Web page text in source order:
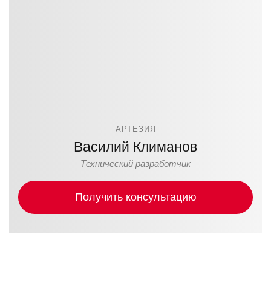
АРТЕЗИЯ
Василий Климанов
Технический разработчик
Получить консультацию